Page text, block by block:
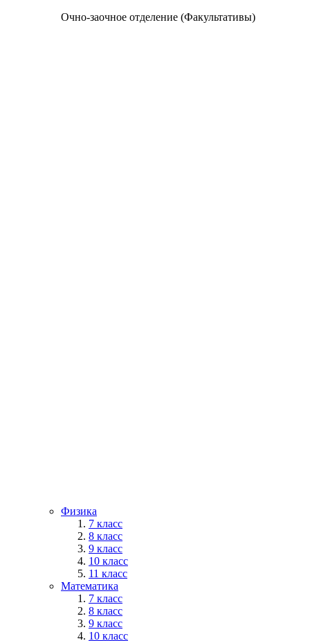
Очно-заочное отделение (Факультативы)
Физика
7 класс
8 класс
9 класс
10 класс
11 класс
Математика
7 класс
8 класс
9 класс
10 класс